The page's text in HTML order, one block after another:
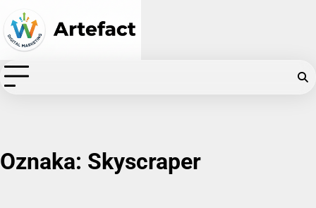
content
Oznaka: Skyscraper